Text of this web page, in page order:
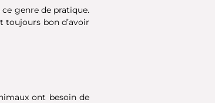
genre de pratique.
toujours bon d’avoir
ont besoin de